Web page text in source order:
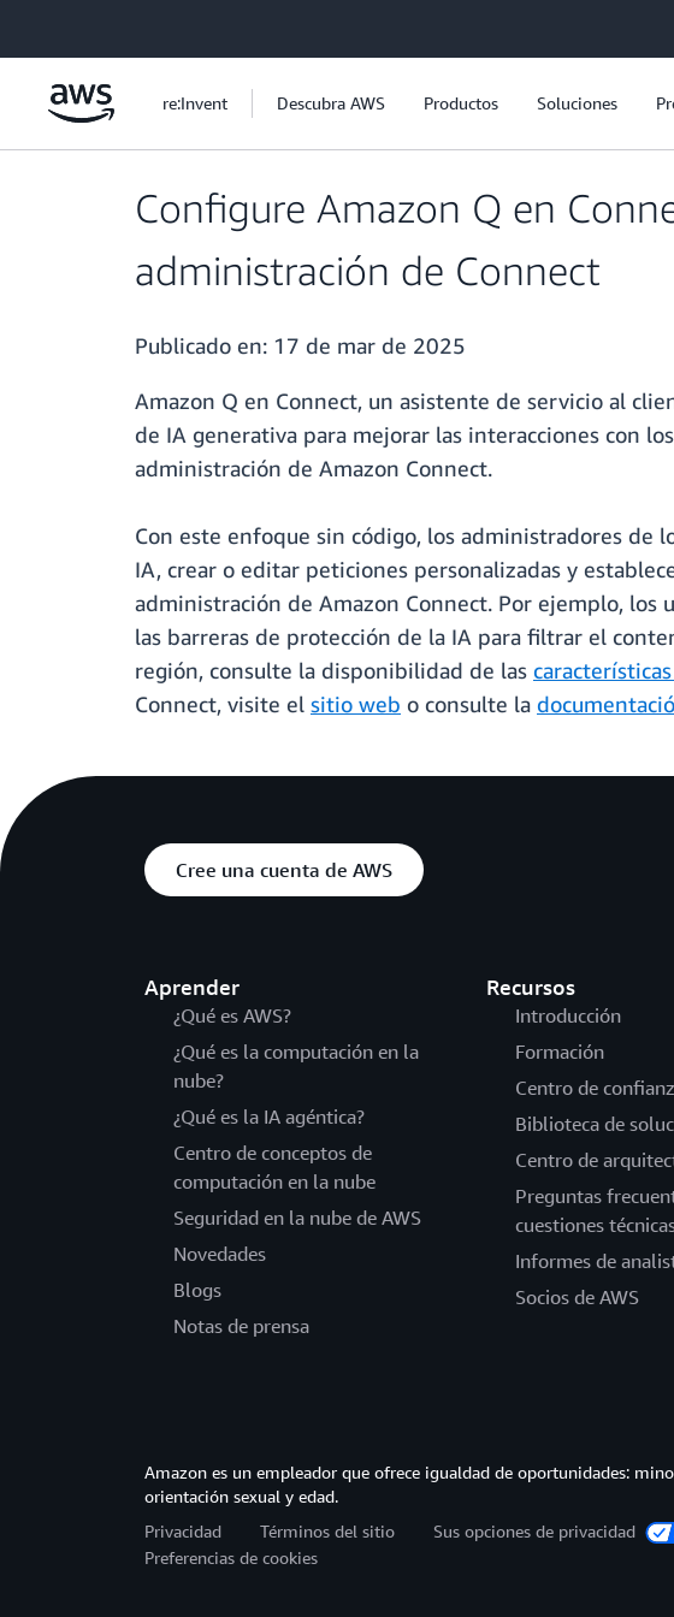
re:Invent Descubra AWS Productos Soluciones
Configure Amazon Q en
administración de Connect
Publicado en: 17 de mar de 2025
Amazon Q en Connect, un asistente de servicio al
de IA generativa para mejorar las interacciones con
administración de Amazon Connect.
Con este enfoque sin código, los administradores de
IA, crear o editar peticiones personalizadas y
administración de Amazon Connect. Por ejemplo, los
las barreras de protección de la IA para filtrar el
región, consulte la disponibilidad de las
Connect, visite el sitio web o consulte la
Cree una cuenta de AWS
Aprender
¿Qué es AWS?
¿Qué es la computación en la
nube?
¿Qué es la IA agéntica?
Centro de conceptos de
computación en la nube
Seguridad en la nube de AWS
Novedades
Blogs
Notas de prensa
Recursos
Introducción
Formación
Centro de
Biblioteca de
Centro de
Preguntas
cuestiones
Informes de
Socios de AWS
Amazon es un empleador que ofrece igualdad de oportunidades:
orientación sexual y edad.
Privacidad
Términos del sitio
Sus opciones de privacidad
Preferencias de cookies